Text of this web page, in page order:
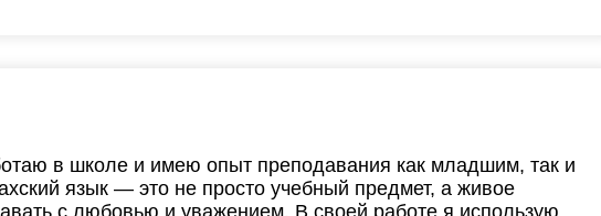
в школе и имею опыт преподавания как младшим, так и
язык — это не просто учебный предмет, а живое
с любовью и уважением. В своей работе я использую